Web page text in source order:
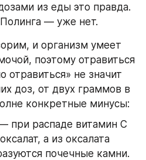
из еды это правда.
— уже нет.
и организм умеет
поэтому отравиться
отравиться» не значит
доз, от двух граммов в
конкретные минусы:
при распаде витамин C
а из оксалата
почечные камни.